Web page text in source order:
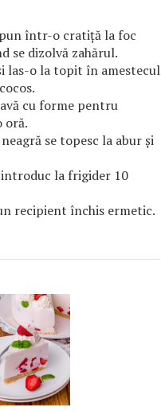
pun într-o cratiță la foc
se dizolvă zahărul.
las-o la topit în amestecul
cu forme pentru
oră.
se topesc la abur și
introduc la frigider 10
recipient închis ermetic.